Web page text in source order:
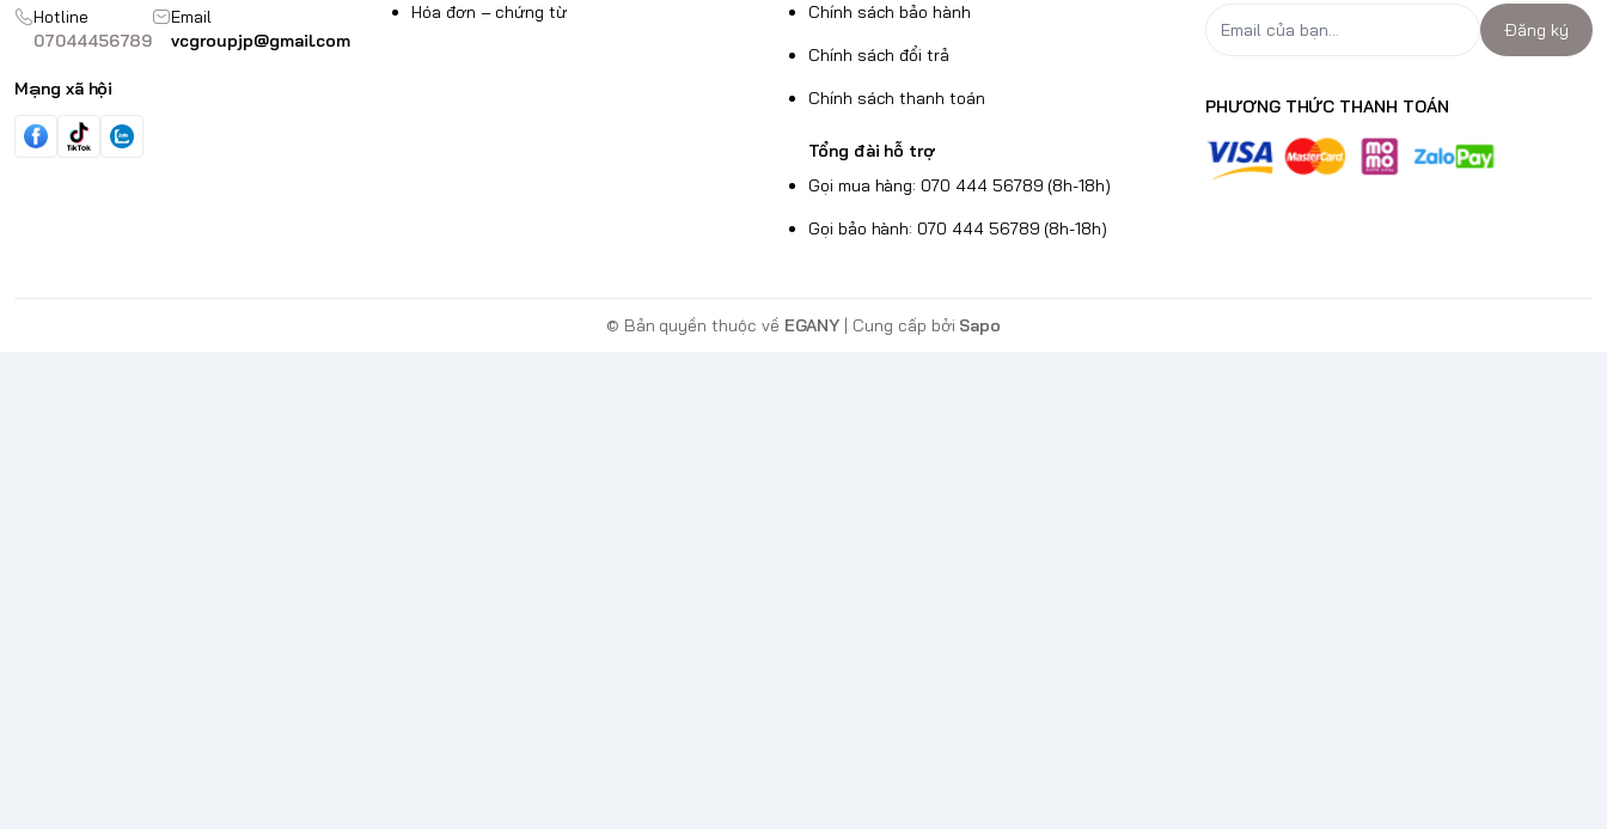
Hotline
07044456789
Email
vcgroupjp@gmail.com
Mạng xã hội
Hóa đơn – chứng từ
Chính sách bảo hành
Chính sách đổi trả
Chính sách thanh toán
Tổng đài hỗ trợ
Gọi mua hàng: 070 444 56789 (8h-18h)
Gọi bảo hành: 070 444 56789 (8h-18h)
Đăng ký
PHƯƠNG THỨC THANH TOÁN
© Bản quyền thuộc về EGANY | Cung cấp bởi Sapo